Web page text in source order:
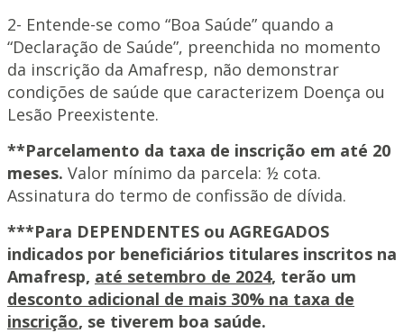
2- Entende-se como “Boa Saúde” quando a
“Declaração de Saúde”, preenchida no momento
da inscrição da Amafresp, não demonstrar
condições de saúde que caracterizem Doença ou
Lesão Preexistente.
**Parcelamento da taxa de inscrição em até 20
meses. Valor mínimo da parcela: ½ cota.
Assinatura do termo de confissão de dívida.
***Para DEPENDENTES ou AGREGADOS
indicados por beneficiários titulares inscritos na
Amafresp, até setembro de 2024, terão um
desconto adicional de mais 30% na taxa de
inscrição, se tiverem boa saúde.